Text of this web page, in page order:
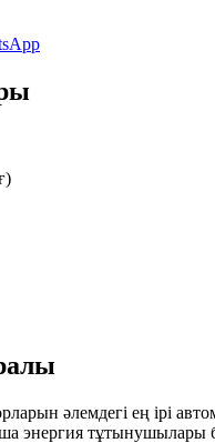
әлемдегі ең ірі
энергия тұтынушылары